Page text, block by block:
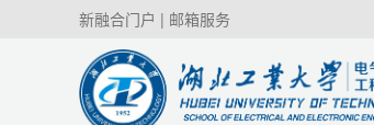
新融合门户 | 邮箱服务